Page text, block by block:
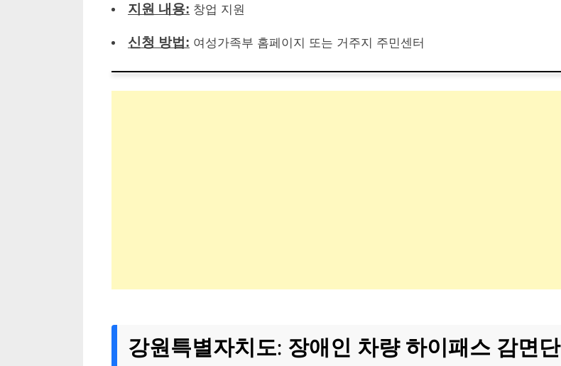
지원 내용: 창업 지원
신청 방법: 여성가족부 홈페이지 또는 거주지 주민센터
강원특별자치도: 장애인 차량 하이패스 감면단